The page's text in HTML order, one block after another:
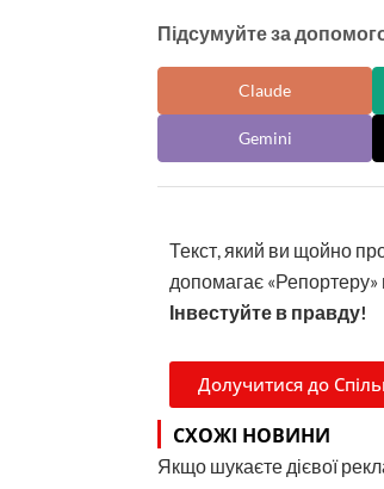
Підсумуйте за
Claude
Gemini
Текст, який ви щойно
допомагає «Репортеру»
Інвестуйте в правду!
Долучитися до
СХОЖІ НОВИНИ
Якщо шукаєте дієвої